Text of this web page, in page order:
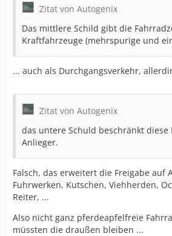
Zitat von Autogenix
Das mittlere Schild gibt die
Kraftfahrzeuge (mehrspurige und
... auch als Durchgangsverkehr,
Zitat von Autogenix
das untere Schuld beschränkt diese
Anlieger.
Falsch, das erweitert die Freigabe auf
Fuhrwerken, Kutschen, Viehherden,
Reiter, ...
Also nicht ganz pferdeapfelfreie
müssten die draußen bleiben ...